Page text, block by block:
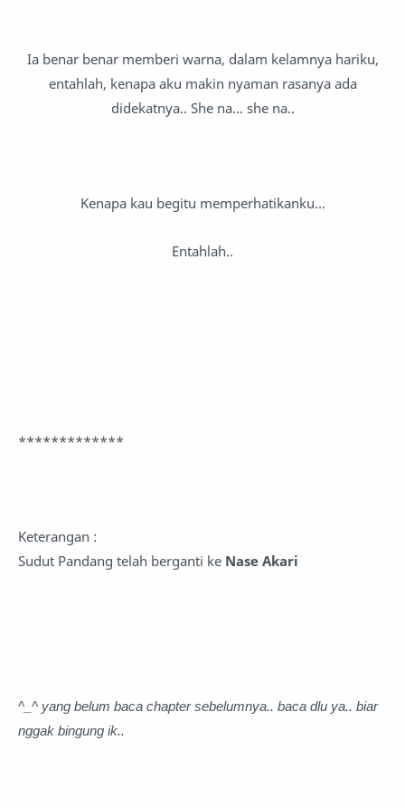
Ia benar benar memberi warna, dalam kelamnya hariku,
entahlah, kenapa aku makin nyaman rasanya ada
didekatnya.. She na... she na..
Kenapa kau begitu memperhatikanku...
Entahlah..
*************
Keterangan :
Sudut Pandang telah berganti ke Nase Akari
^_^ yang belum baca chapter sebelumnya.. baca dlu ya.. biar
nggak bingung ik..